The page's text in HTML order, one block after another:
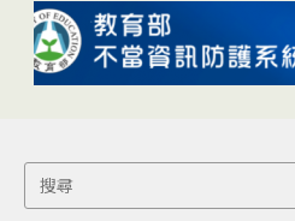
Search
for: